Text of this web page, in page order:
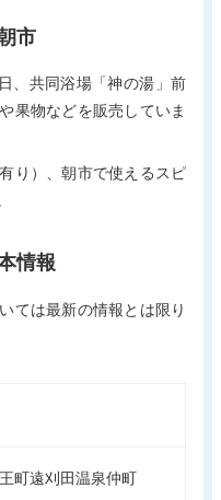
市
、共同浴場「神の湯」前
果物などを販売していま
り）、朝市で使えるスピ
情報
ては最新の情報とは限り
町遠刈田温泉仲町